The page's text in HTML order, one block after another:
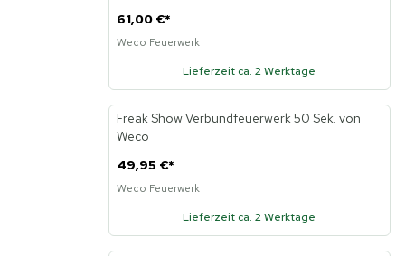
61,00 €*
Weco Feuerwerk
Lieferzeit ca. 2 Werktage
Freak Show Verbundfeuerwerk 50 Sek. von
Weco
49,95 €*
Weco Feuerwerk
Lieferzeit ca. 2 Werktage